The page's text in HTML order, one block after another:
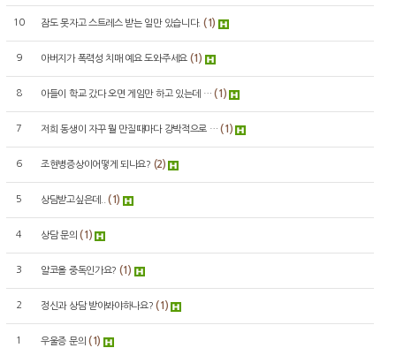
10 잠도 못자고 스트레스 받는 일만 있습니다. (1)
9 아버지가 폭력성 치매 예요 도와주세요 (1)
8 아들이 학교 갔다 오면 게임만 하고 있는데 … (1)
7 저희 동생이 자꾸 뭘 만질때마다 강박적으로 … (1)
6 조현병증상이어떻게 되나요? (2)
5 상담받고싶은데.. (1)
4 상담 문의 (1)
3 알코올 중독인가요? (1)
2 정신과 상담 받아봐야하나요? (1)
1 우울증 문의 (1)